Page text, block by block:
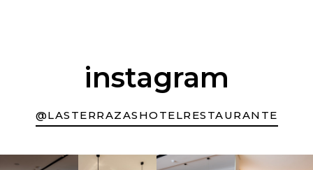
instagram
@LASTERRAZASHOTELRESTAURANTE